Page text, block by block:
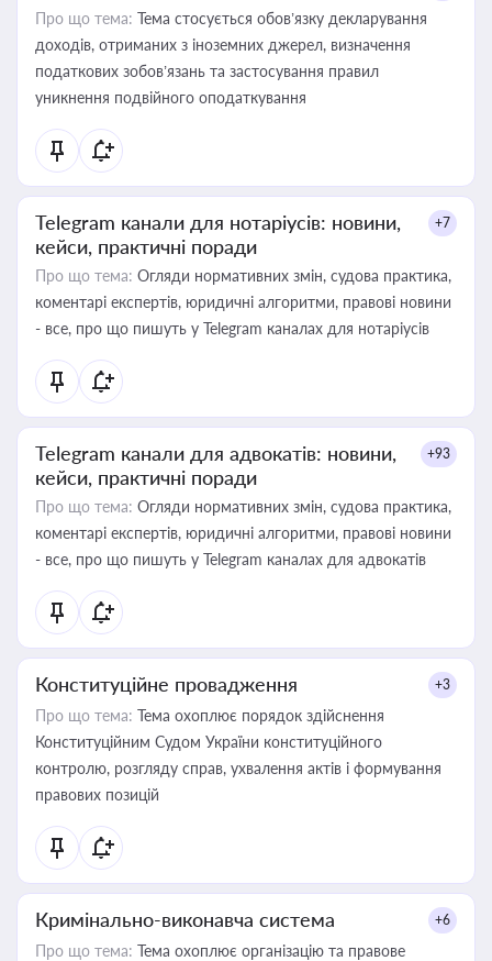
Про що тема: Тема стосується обов’язку декларування
доходів, отриманих з іноземних джерел, визначення
податкових зобов’язань та застосування правил
уникнення подвійного оподаткування
Telegram канали для нотаріусів: новини,
кейси, практичні поради
+7
Про що тема: Огляди нормативних змін, судова практика,
коментарі експертів, юридичні алгоритми, правові новини
- все, про що пишуть у Telegram каналах для нотаріусів
Telegram канали для адвокатів: новини,
кейси, практичні поради
+93
Про що тема: Огляди нормативних змін, судова практика,
коментарі експертів, юридичні алгоритми, правові новини
- все, про що пишуть у Telegram каналах для адвокатів
Конституційне провадження +3
Про що тема: Тема охоплює порядок здійснення
Конституційним Судом України конституційного
контролю, розгляду справ, ухвалення актів і формування
правових позицій
Кримінально-виконавча система +6
Про що тема: Тема охоплює організацію та правове